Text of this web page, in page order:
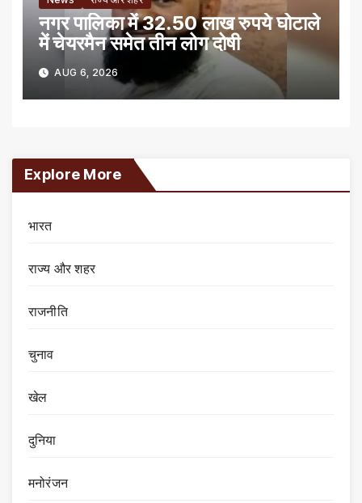
नगर पालिका में 32.50 लाख रुपये घोटाले
में चेयरमैन समेत तीन लोग दोषी
AUG 6, 2026
Explore More
भारत
राज्य और शहर
राजनीति
चुनाव
खेल
दुनिया
मनोरंजन